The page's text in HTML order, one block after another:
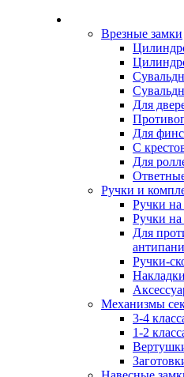
Врезные замки
Для
Для
С
Для
Ручки и
Ручки на
Ручки на
Для
Ручки-
Механизмы
3-4
1-2